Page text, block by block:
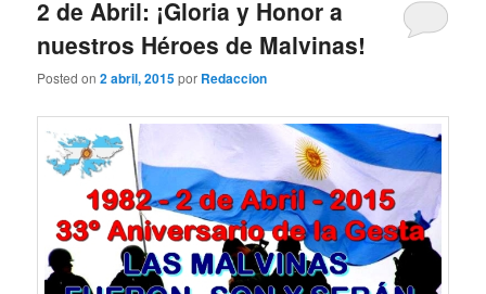
2 de Abril: ¡Gloria y Honor a
nuestros Héroes de Malvinas!
Posted on2 abril, 2015por Redaccion